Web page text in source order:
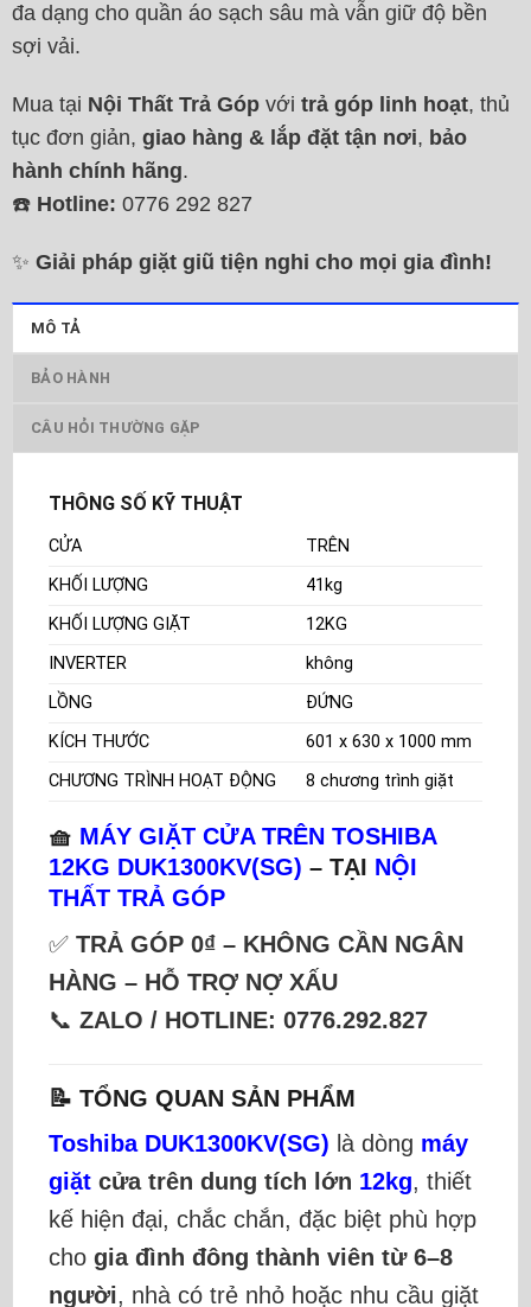
đa dạng cho quần áo sạch sâu mà vẫn giữ độ bền
sợi vải.
Mua tại Nội Thất Trả Góp với trả góp linh hoạt, thủ
tục đơn giản, giao hàng & lắp đặt tận nơi, bảo
hành chính hãng.
☎️ Hotline: 0776 292 827
✨ Giải pháp giặt giũ tiện nghi cho mọi gia đình!
MÔ TẢ
BẢO HÀNH
CÂU HỎI THƯỜNG GẶP
THÔNG SỐ KỸ THUẬT
CỬA
TRÊN
KHỐI LƯỢNG
41kg
KHỐI LƯỢNG GIẶT
12KG
INVERTER
không
LỒNG
ĐỨNG
KÍCH THƯỚC
601 x 630 x 1000 mm
CHƯƠNG TRÌNH HOẠT ĐỘNG
8 chương trình giặt
🧺 MÁY GIẶT CỬA TRÊN TOSHIBA
12KG DUK1300KV(SG) – TẠI NỘI
THẤT TRẢ GÓP
✅ TRẢ GÓP 0₫ – KHÔNG CẦN NGÂN
HÀNG – HỖ TRỢ NỢ XẤU
📞 ZALO / HOTLINE: 0776.292.827
📝 TỔNG QUAN SẢN PHẨM
Toshiba DUK1300KV(SG) là dòng máy
giặt cửa trên dung tích lớn 12kg, thiết
kế hiện đại, chắc chắn, đặc biệt phù hợp
cho gia đình đông thành viên từ 6–8
người, nhà có trẻ nhỏ hoặc nhu cầu giặt